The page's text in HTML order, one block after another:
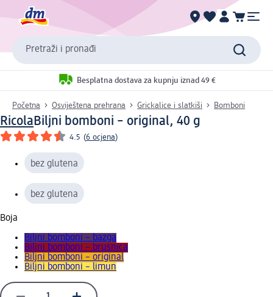
Pretraži i pronađi
Besplatna dostava za kupnju iznad 49 €
Početna Osviještena prehrana Grickalice i slatkiši Bomboni
RicolaBiljni bomboni – original, 40 g
4.5 (6 ocjena)
bez glutena
bez glutena
Boja
Biljni bomboni – bazga
Biljni bomboni – brusnica
Biljni bomboni – original
Biljni bomboni – limun